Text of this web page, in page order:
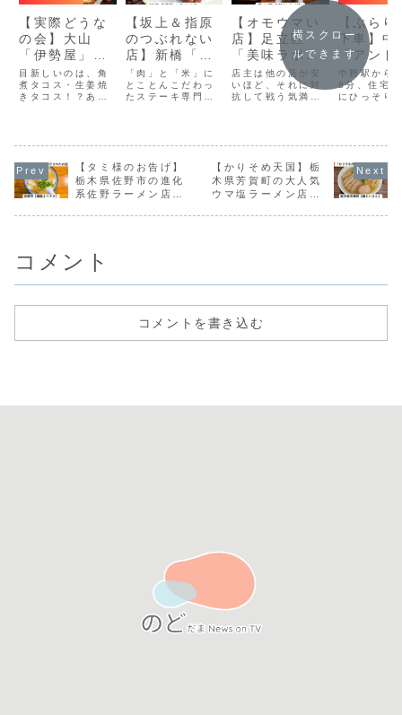
【実際どうな
の会】大山
「伊勢屋」オ
リジナルタコ
スを売って丸
儲け？
目新しいのは、角
煮タコス・生姜焼
きタコス！？あり
【坂上＆指原
のつぶれない
店】新橋「感
動の肉と米」
の1000円ステ
ーキ
「肉」と「米」に
とことんこだわっ
たステーキ専門
を集めています。
【オモウマい
店】足立区
「美味ラボ
（おいら
ぼ）」｜全店
にケンカ？
店主は他の店が安
いほど、それに対
抗して戦う気満々
てきました。
【ぶら
下車】中
「アンド
カフェ
バタープ
トースト
中野駅から
8分、住宅
にひっそり
け営業して
まさに“隠れ
いう言葉が
りのお店で
横スクロー
ルできます
【タミ様のお告げ】
栃木県佐野市の進化
系佐野ラーメン店
【かりそめ天国】栃
木県芳賀町の大人気
ウマ塩ラーメン店
コメント
コメントを書き込む